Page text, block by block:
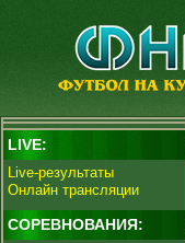
LIVE:
Live-результаты
Онлайн трансляции
СОРЕВНОВАНИЯ: